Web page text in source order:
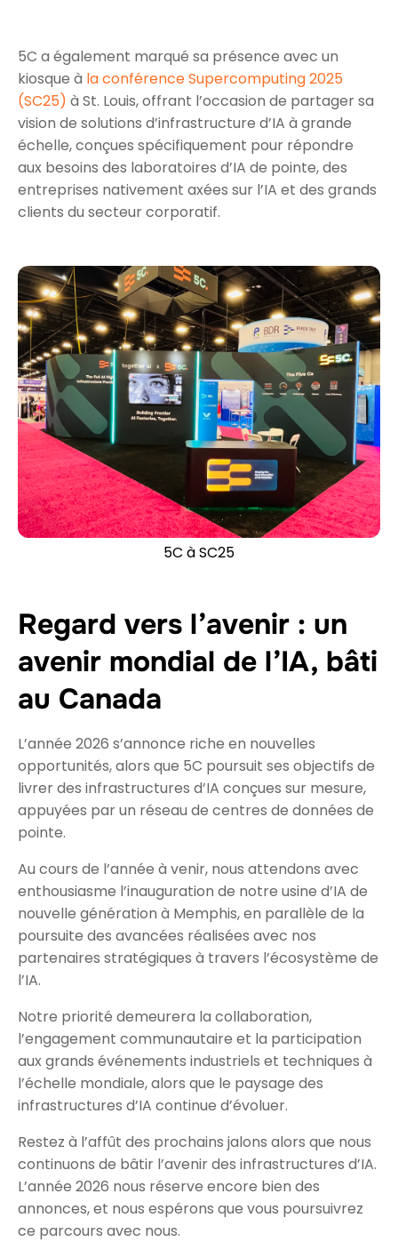
5C a également marqué sa présence avec un
kiosque à la conférence Supercomputing 2025
(SC25) à St. Louis, offrant l’occasion de partager sa
vision de solutions d’infrastructure d’IA à grande
échelle, conçues spécifiquement pour répondre
aux besoins des laboratoires d’IA de pointe, des
entreprises nativement axées sur l’IA et des grands
clients du secteur corporatif.
5C à SC25
Regard vers l’avenir : un
avenir mondial de l’IA, bâti
au Canada
L’année 2026 s’annonce riche en nouvelles
opportunités, alors que 5C poursuit ses objectifs de
livrer des infrastructures d’IA conçues sur mesure,
appuyées par un réseau de centres de données de
pointe.
Au cours de l’année à venir, nous attendons avec
enthousiasme l’inauguration de notre usine d’IA de
nouvelle génération à Memphis, en parallèle de la
poursuite des avancées réalisées avec nos
partenaires stratégiques à travers l’écosystème de
l’IA.
Notre priorité demeurera la collaboration,
l’engagement communautaire et la participation
aux grands événements industriels et techniques à
l’échelle mondiale, alors que le paysage des
infrastructures d’IA continue d’évoluer.
Restez à l’affût des prochains jalons alors que nous
continuons de bâtir l’avenir des infrastructures d’IA.
L’année 2026 nous réserve encore bien des
annonces, et nous espérons que vous poursuivrez
ce parcours avec nous.